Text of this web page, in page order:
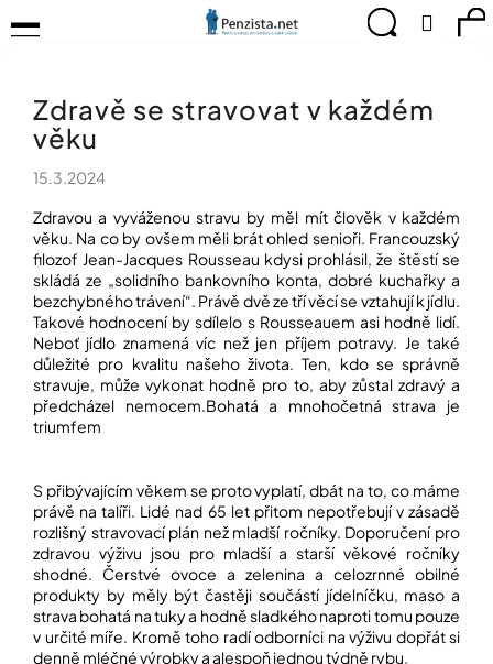
na
TIPY
PRO
ZDRAVÍ
CVIČÍME
PRO
RADOST
OBJEVUJTE
TVOŘTE
NÁMI
CHYTRÝ
SVĚTEM
POZNEJTE
&
ZAŽIJTE,
CO
SE
PRÁVĚ
DĚJE
Hledat
Menu
Zdravě se stravovat v každém
věku
15.3.2024
Zdravou a vyváženou stravu by měl mít člověk v každém
věku. Na co by ovšem měli brát ohled senioři. Francouzský
filozof Jean-Jacques Rousseau kdysi prohlásil, že štěstí se
skládá ze „solidního bankovního konta, dobré kuchařky a
bezchybného trávení“. Právě dvě ze tří věcí se vztahují k jídlu.
Takové hodnocení by sdílelo s Rousseauem asi hodně lidí.
Neboť jídlo znamená víc než jen příjem potravy. Je také
důležité pro kvalitu našeho života. Ten, kdo se správně
stravuje, může vykonat hodně pro to, aby zůstal zdravý a
předcházel nemocem.Bohatá a mnohočetná strava je
triumfem
S přibývajícím věkem se proto vyplatí, dbát na to, co máme
právě na talíři. Lidé nad 65 let přitom nepotřebují v zásadě
rozlišný stravovací plán než mladší ročníky. Doporučení pro
zdravou výživu jsou pro mladší a starší věkové ročníky
shodné. Čerstvé ovoce a zelenina a celozrnné obilné
produkty by měly být častěji součástí jídelníčku, maso a
strava bohatá na tuky a hodně sladkého naproti tomu pouze
v určité míře. Kromě toho radí odborníci na výživu dopřát si
denně mléčné výrobky a alespoň jednou týdně rybu.
o
C
o
o
e
b
u
e
e
n
?
HLEDAT